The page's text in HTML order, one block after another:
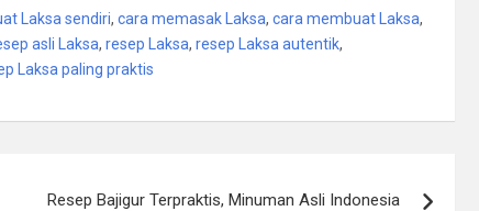
Laksa sendiri, cara memasak Laksa, cara membuat Laksa,
asli Laksa, resep Laksa, resep Laksa autentik,
Laksa paling praktis
Resep Bajigur Terpraktis, Minuman Asli Indonesia